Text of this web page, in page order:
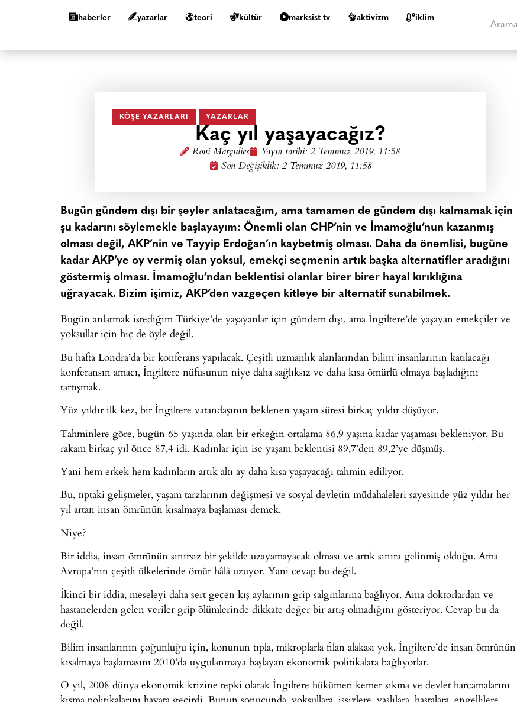
haberler yazarlar teori kültür marksist tv aktivizm i̇klim
KÖŞE YAZARLARI YAZARLAR
Kaç yıl yaşayacağız?
Roni Margulies Yayın tarihi: 2 Temmuz 2019, 11:58
Son Değişiklik: 2 Temmuz 2019, 11:58
Bugün gündem dışı bir şeyler anlatacağım, ama tamamen de gündem dışı kalmamak için
şu kadarını söylemekle başlayayım: Önemli olan CHP’nin ve İmamoğlu’nun kazanmış
olması değil, AKP’nin ve Tayyip Erdoğan’ın kaybetmiş olması. Daha da önemlisi, bugüne
kadar AKP’ye oy vermiş olan yoksul, emekçi seçmenin artık başka alternatifler aradığını
göstermiş olması. İmamoğlu’ndan beklentisi olanlar birer birer hayal kırıklığına
uğrayacak. Bizim işimiz, AKP’den vazgeçen kitleye bir alternatif sunabilmek.
Bugün anlatmak istediğim Türkiye’de yaşayanlar için gündem dışı, ama İngiltere’de yaşayan emekçiler ve
yoksullar için hiç de öyle değil.
Bu hafta Londra’da bir konferans yapılacak. Çeşitli uzmanlık alanlarından bilim insanlarının katılacağı
konferansın amacı, İngiltere nüfusunun niye daha sağlıksız ve daha kısa ömürlü olmaya başladığını
tartışmak.
Yüz yıldır ilk kez, bir İngiltere vatandaşının beklenen yaşam süresi birkaç yıldır düşüyor.
Tahminlere göre, bugün 65 yaşında olan bir erkeğin ortalama 86,9 yaşına kadar yaşaması bekleniyor. Bu
rakam birkaç yıl önce 87,4 idi. Kadınlar için ise yaşam beklentisi 89,7’den 89,2’ye düşmüş.
Yani hem erkek hem kadınların artık altı ay daha kısa yaşayacağı tahmin ediliyor.
Bu, tıptaki gelişmeler, yaşam tarzlarının değişmesi ve sosyal devletin müdahaleleri sayesinde yüz yıldır her
yıl artan insan ömrünün kısalmaya başlaması demek.
Niye?
Bir iddia, insan ömrünün sınırsız bir şekilde uzayamayacak olması ve artık sınıra gelinmiş olduğu. Ama
Avrupa’nın çeşitli ülkelerinde ömür hâlâ uzuyor. Yani cevap bu değil.
İkinci bir iddia, meseleyi daha sert geçen kış aylarının grip salgınlarına bağlıyor. Ama doktorlardan ve
hastanelerden gelen veriler grip ölümlerinde dikkate değer bir artış olmadığını gösteriyor. Cevap bu da
değil.
Bilim insanlarının çoğunluğu için, konunun tıpla, mikroplarla filan alakası yok. İngiltere’de insan ömrünün
kısalmaya başlamasını 2010’da uygulanmaya başlayan ekonomik politikalara bağlıyorlar.
O yıl, 2008 dünya ekonomik krizine tepki olarak İngiltere hükümeti kemer sıkma ve devlet harcamalarını